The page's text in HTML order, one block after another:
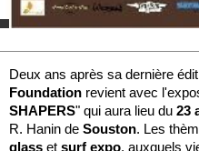
Deux ans après sa dernière
Foundation revient avec
SHAPERS" qui aura lieu du 23
R. Hanin de Souston. Les
glass et surf expo, auxquels